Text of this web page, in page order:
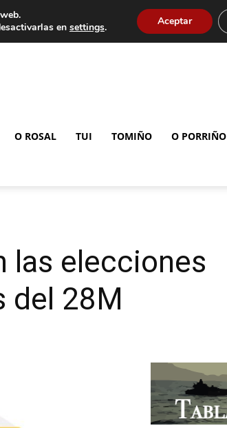
O ROSAL TUI TOMIÑO O PORRIÑO
las elecciones
del 28M
en settings. Aceptar